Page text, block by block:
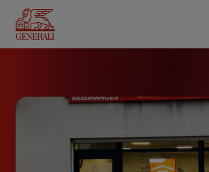
contenu
principal